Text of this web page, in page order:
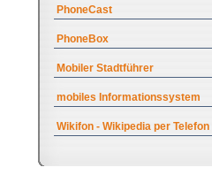
PhoneCast
PhoneBox
Mobiler Stadtführer
mobiles Informationssystem
Wikifon - Wikipedia per Telefon